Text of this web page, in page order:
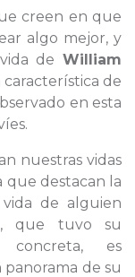
creen en que
algo mejor, y
de William
de
en esta
nuestras vidas
que destacan la
de alguien
, que tuvo su
es
de su